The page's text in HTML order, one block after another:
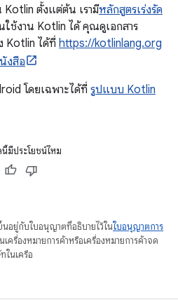
Kotlin ตั้งแต่ต้น เรามีหลักสูตรเร่งรัด
ช้งาน Kotlin ได้ คุณดูเอกสาร
Kotlin ได้ที่ https://kotlinlang.org
งสือ
โดยเฉพาะได้ที่ รูปแบบ Kotlin
มีประโยชน์ไหม
นอยู่กับใบอนุญาตที่อธิบายไว้ในใบอนุญาตการ
ครื่องหมายการค้าหรือเครื่องหมายการค้าจด
ในเครือ